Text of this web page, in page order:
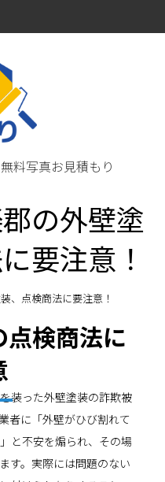
無料写真お見積もり
の外壁塗
要注意！
、点検商法に要注意！
検商法に
装った外壁塗装の詐欺被
者に「外壁がひび割れて
と不安を煽られ、その場
す。実際には問題のない